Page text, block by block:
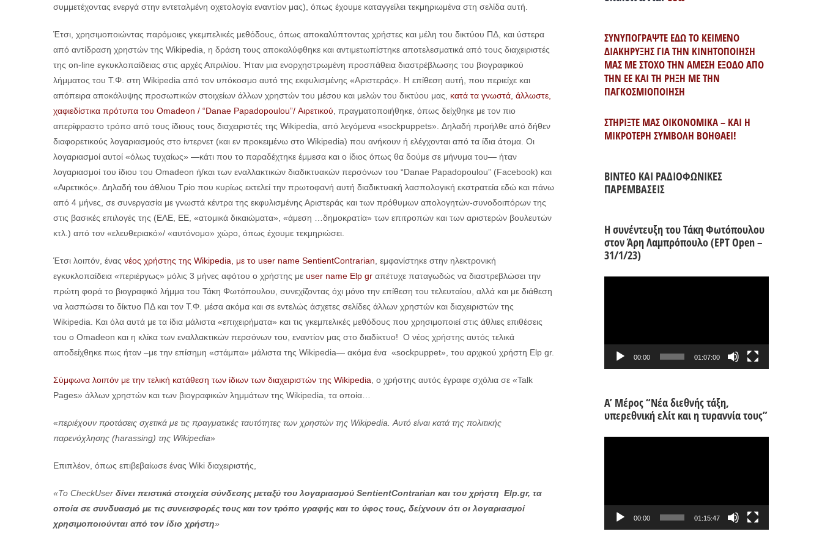
συμμετέχοντας ενεργά στην εντεταλμένη οχετολογία εναντίον μας), όπως έχουμε καταγγείλει τεκμηριωμένα στη σελίδα αυτή.
Έτσι, χρησιμοποιώντας παρόμοιες γκεμπελικές μεθόδους, όπως αποκαλύπτοντας χρήστες και μέλη του δικτύου ΠΔ, και ύστερα
από αντίδραση χρηστών της Wikipedia, η δράση τους αποκαλύφθηκε και αντιμετωπίστηκε αποτελεσματικά από τους διαχειριστές
της on-line εγκυκλοπαίδειας στις αρχές Απριλίου. Ήταν μια ενορχηστρωμένη προσπάθεια διαστρέβλωσης του βιογραφικού
λήμματος του Τ.Φ. στη Wikipedia από τον υπόκοσμο αυτό της εκφυλισμένης «Αριστεράς». Η επίθεση αυτή, που περιείχε και
απόπειρα αποκάλυψης προσωπικών στοιχείων άλλων χρηστών του μέσου και μελών του δικτύου μας, κατά τα γνωστά, άλλωστε,
χαφιεδίστικα πρότυπα του Omadeon / “Danae Papadopoulou”/ Αιρετικού , πραγματοποιήθηκε, όπως δείχθηκε με τον πιο
απερίφραστο τρόπο από τους ίδιους τους διαχειριστές της Wikipedia, από λεγόμενα «sockpuppets». Δηλαδή προήλθε από δήθεν
διαφορετικούς λογαριασμούς στο ίντερνετ (και εν προκειμένω στο Wikipedia) που ανήκουν ή ελέγχονται από τα ίδια άτομα. Οι
λογαριασμοί αυτοί «όλως τυχαίως» —κάτι που το παραδέχτηκε έμμεσα και ο ίδιος όπως θα δούμε σε μήνυμα του— ήταν
λογαριασμοί του ίδιου του Omadeon ή/και των εναλλακτικών διαδικτυακών περσόνων του “Danae Papadopoulou” (Facebook) και
«Αιρετικός». Δηλαδή του άθλιου Τρίο που κυρίως εκτελεί την πρωτοφανή αυτή διαδικτυακή λασπολογική εκστρατεία εδώ και πάνω
από 4 μήνες, σε συνεργασία με γνωστά κέντρα της εκφυλισμένης Αριστεράς και των πρόθυμων απολογητών-συνοδοιπόρων της
στις βασικές επιλογές της (ΕΛΕ, ΕΕ, «ατομικά δικαιώματα», «άμεση …δημοκρατία» των επιτροπών και των αριστερών βουλευτών
κτλ.) από τον «ελευθεριακό»/ «αυτόνομο» χώρο, όπως έχουμε τεκμηριώσει.
Έτσι λοιπόν, ένας νέος χρήστης της Wikipedia, με το user name SentientContrarian , εμφανίστηκε στην ηλεκτρονική
εγκυκλοπαίδεια «περιέργως» μόλις 3 μήνες αφότου ο χρήστης με user name Elp gr απέτυχε παταγωδώς να διαστρεβλώσει την
πρώτη φορά το βιογραφικό λήμμα του Τάκη Φωτόπουλου, συνεχίζοντας όχι μόνο την επίθεση του τελευταίου, αλλά και με διάθεση
να λασπώσει το δίκτυο ΠΔ και τον Τ.Φ. μέσα ακόμα και σε εντελώς άσχετες σελίδες άλλων χρηστών και διαχειριστών της
Wikipedia. Και όλα αυτά με τα ίδια μάλιστα «επιχειρήματα» και τις γκεμπελικές μεθόδους που χρησιμοποιεί στις άθλιες επιθέσεις
του ο Omadeon και η κλίκα των εναλλακτικών περσόνων του, εναντίον μας στο διαδίκτυο! Ο νέος χρήστης αυτός τελικά
αποδείχθηκε πως ήταν –με την επίσημη «στάμπα» μάλιστα της Wikipedia— ακόμα ένα «sockpuppet», του αρχικού χρήστη Elp gr.
Σύμφωνα λοιπόν με την τελική κατάθεση των ίδιων των διαχειριστών της Wikipedia , ο χρήστης αυτός έγραφε σχόλια σε «Talk
Pages» άλλων χρηστών και των βιογραφικών λημμάτων της Wikipedia, τα οποία…
«περιέχουν προτάσεις σχετικά με τις πραγματικές ταυτότητες των χρηστών της Wikipedia. Αυτό είναι κατά της πολιτικής
παρενόχλησης (harassing) της Wikipedia»
Επιπλέον, όπως επιβεβαίωσε ένας Wiki διαχειριστής,
«Το CheckUser δίνει πειστικά στοιχεία σύνδεσης μεταξύ του λογαριασμού SentientContrarian και του χρήστη Elp.gr, τα
οποία σε συνδυασμό με τις συνεισφορές τους και τον τρόπο γραφής και το ύφος τους, δείχνουν ότι οι λογαριασμοί
χρησιμοποιούνται από τον ίδιο χρήστη»
ΣΥΝΥΠΟΓΡΑΨΤΕ ΕΔΩ ΤΟ ΚΕΙΜΕΝΟ
ΔΙΑΚΗΡΥΞΗΣ ΓΙΑ ΤΗΝ ΚΙΝΗΤΟΠΟΙΗΣΗ
ΜΑΣ ΜΕ ΣΤΟΧΟ ΤΗΝ ΑΜΕΣΗ ΕΞΟΔΟ ΑΠΟ
ΤΗΝ ΕΕ ΚΑΙ ΤΗ ΡΗΞΗ ΜΕ ΤΗΝ
ΠΑΓΚΟΣΜΙΟΠΟΙΗΣΗ
ΣΤΗΡΙΞΤΕ ΜΑΣ ΟΙΚΟΝΟΜΙΚΑ – ΚΑΙ Η
ΜΙΚΡΟΤΕΡΗ ΣΥΜΒΟΛΗ ΒΟΗΘΑΕΙ!
ΒΙΝΤΕΟ ΚΑΙ ΡΑΔΙΟΦΩΝΙΚΕΣ
ΠΑΡΕΜΒΑΣΕΙΣ
Η συνέντευξη του Τάκη Φωτόπουλου
στον Άρη Λαμπρόπουλο (ΕΡΤ Open –
31/1/23)
00:00 01:07:00
Α’ Μέρος “Νέα διεθνής τάξη,
υπερεθνική ελίτ και η τυραννία τους”
00:00 01:15:47